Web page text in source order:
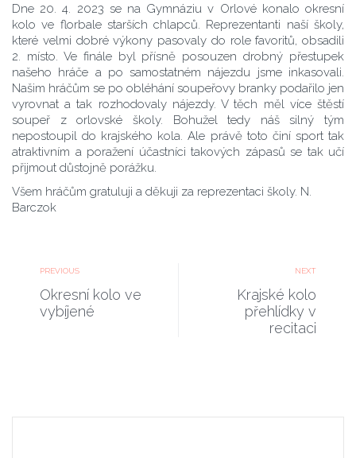
Dne 20. 4. 2023 se na Gymnáziu v Orlové konalo okresní
kolo ve florbale starších chlapců. Reprezentanti naší školy,
které velmi dobré výkony pasovaly do role favoritů, obsadili
2. místo. Ve finále byl přísně posouzen drobný přestupek
našeho hráče a po samostatném nájezdu jsme inkasovali.
Našim hráčům se po obléhání soupeřovy branky podařilo jen
vyrovnat a tak rozhodovaly nájezdy. V těch měl více štěstí
soupeř z orlovské školy. Bohužel tedy náš silný tým
nepostoupil do krajského kola. Ale právě toto činí sport tak
atraktivním a poražení účastníci takových zápasů se tak učí
přijmout důstojně porážku.
Všem hráčům gratuluji a děkuji za reprezentaci školy. N.
Barczok
PREVIOUS
Okresní kolo ve
vybíjené
NEXT
Krajské kolo
přehlídky v
recitaci